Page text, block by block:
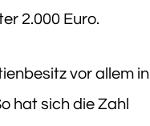
2.000 Euro.
vor allem in
hat sich die Zahl